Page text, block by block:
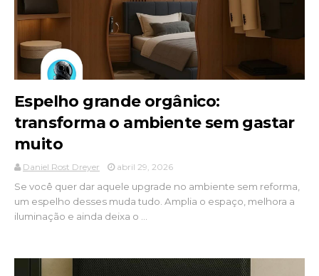
Espelho grande orgânico:
transforma o ambiente sem gastar
muito
Daniel Rost Dreyer abril 29, 2026
Se você quer dar aquele upgrade no ambiente sem reforma,
um espelho desses muda tudo. Amplia o espaço, melhora a
iluminação e ainda deixa o ...